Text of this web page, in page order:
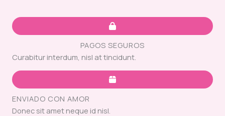
PAGOS SEGUROS
Curabitur interdum, nisl at tincidunt.
ENVIADO CON AMOR
Donec sit amet neque id nisl.